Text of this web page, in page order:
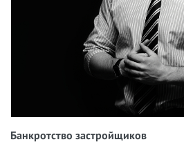
Банкротство застройщиков